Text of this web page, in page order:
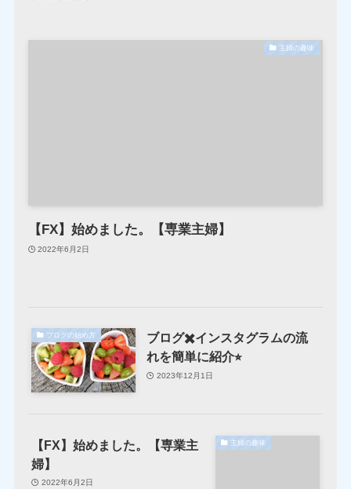
主婦の趣味
【FX】始めました。【専業主婦】
2022年6月2日
ブログの始め方
ブログ✖️インスタグラムの流
れを簡単に紹介⭐︎
2023年12月1日
主婦の趣味
【FX】始めました。【専業主
婦】
2022年6月2日